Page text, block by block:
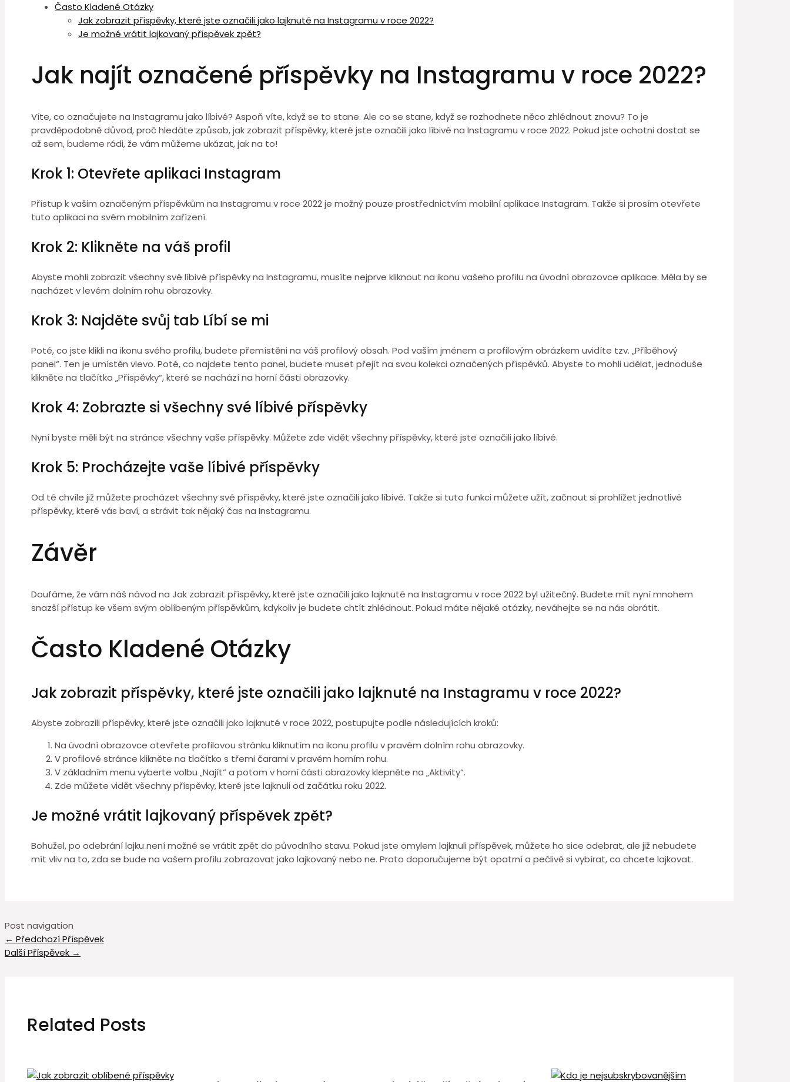
Často Kladené Otázky
Jak zobrazit příspěvky, které jste označili jako lajknuté na Instagramu v roce 2022?
Je možné vrátit lajkovaný příspěvek zpět?
Jak najít označené příspěvky na Instagramu v roce 2022?
Víte, co označujete na Instagramu jako líbivé? Aspoň víte, když se to stane. Ale co se stane, když se rozhodnete něco zhlédnout znovu? To je
pravděpodobně důvod, proč hledáte způsob, jak zobrazit příspěvky, které jste označili jako líbivé na Instagramu v roce 2022. Pokud jste ochotni dostat se
až sem, budeme rádi, že vám můžeme ukázat, jak na to!
Krok 1: Otevřete aplikaci Instagram
Přístup k vašim označeným příspěvkům na Instagramu v roce 2022 je možný pouze prostřednictvím mobilní aplikace Instagram. Takže si prosím otevřete
tuto aplikaci na svém mobilním zařízení.
Krok 2: Klikněte na váš profil
Abyste mohli zobrazit všechny své líbivé příspěvky na Instagramu, musíte nejprve kliknout na ikonu vašeho profilu na úvodní obrazovce aplikace. Měla by se
nacházet v levém dolním rohu obrazovky.
Krok 3: Najděte svůj tab Líbí se mi
Poté, co jste klikli na ikonu svého profilu, budete přemístěni na váš profilový obsah. Pod vaším jménem a profilovým obrázkem uvidíte tzv. „Příběhový
panel“. Ten je umístěn vlevo. Poté, co najdete tento panel, budete muset přejít na svou kolekci označených příspěvků. Abyste to mohli udělat, jednoduše
klikněte na tlačítko „Příspěvky“, které se nachází na horní části obrazovky.
Krok 4: Zobrazte si všechny své líbivé příspěvky
Nyní byste měli být na stránce všechny vaše příspěvky. Můžete zde vidět všechny příspěvky, které jste označili jako líbivé.
Krok 5: Procházejte vaše líbivé příspěvky
Od té chvíle již můžete procházet všechny své příspěvky, které jste označili jako líbivé. Takže si tuto funkci můžete užít, začnout si prohlížet jednotlivé
příspěvky, které vás baví, a strávit tak nějaký čas na Instagramu.
Závěr
Doufáme, že vám náš návod na Jak zobrazit příspěvky, které jste označili jako lajknuté na Instagramu v roce 2022 byl užitečný. Budete mít nyní mnohem
snazší přístup ke všem svým oblíbeným příspěvkům, kdykoliv je budete chtít zhlédnout. Pokud máte nějaké otázky, neváhejte se na nás obrátit.
Často Kladené Otázky
Jak zobrazit příspěvky, které jste označili jako lajknuté na Instagramu v roce 2022?
Abyste zobrazili příspěvky, které jste označili jako lajknuté v roce 2022, postupujte podle následujících kroků:
Na úvodní obrazovce otevřete profilovou stránku kliknutím na ikonu profilu v pravém dolním rohu obrazovky.
V profilové stránce klikněte na tlačítko s třemi čarami v pravém horním rohu.
V základním menu vyberte volbu „Najít“ a potom v horní části obrazovky klepněte na „Aktivity“.
Zde můžete vidět všechny příspěvky, které jste lajknuli od začátku roku 2022.
Je možné vrátit lajkovaný příspěvek zpět?
Bohužel, po odebrání lajku není možné se vrátit zpět do původního stavu. Pokud jste omylem lajknuli příspěvek, můžete ho sice odebrat, ale již nebudete
mít vliv na to, zda se bude na vašem profilu zobrazovat jako lajkovaný nebo ne. Proto doporučujeme být opatrní a pečlivě si vybírat, co chcete lajkovat.
Post navigation
← Předchozí Příspěvek
Další Příspěvek →
Related Posts